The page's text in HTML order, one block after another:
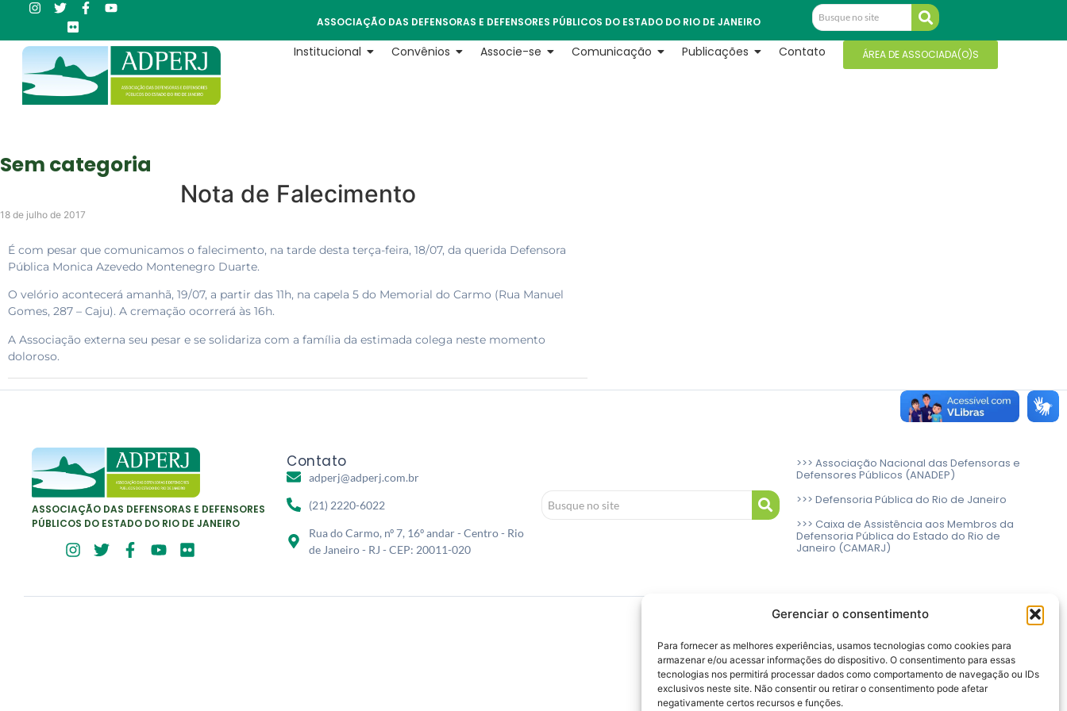
Gerenciar o consentimento
Para fornecer as melhores experiências, usamos tecnologias como cookies para
armazenar e/ou acessar informações do dispositivo. O consentimento para essas
tecnologias nos permitirá processar dados como comportamento de navegação ou IDs
exclusivos neste site. Não consentir ou retirar o consentimento pode afetar
negativamente certos recursos e funções.
ASSOCIAÇÃO DAS DEFENSORAS E DEFENSORES PÚBLICOS DO ESTADO DO RIO DE JANEIRO
Institucional Convênios Associe-se Comunicação Publicações Contato ÁREA DE ASSOCIADA(O)S
Sem categoria
Nota de Falecimento
18 de julho de 2017
É com pesar que comunicamos o falecimento, na tarde desta terça-feira, 18/07, da querida Defensora
Pública Monica Azevedo Montenegro Duarte.
O velório acontecerá amanhã, 19/07, a partir das 11h, na capela 5 do Memorial do Carmo (Rua Manuel
Gomes, 287 – Caju). A cremação ocorrerá às 16h.
A Associação externa seu pesar e se solidariza com a família da estimada colega neste momento
doloroso.
ASSOCIAÇÃO DAS DEFENSORAS E DEFENSORES
PÚBLICOS DO ESTADO DO RIO DE JANEIRO
Contato
adperj@adperj.com.br
(21) 2220-6022
Rua do Carmo, nº 7, 16º andar - Centro - Rio
de Janeiro - RJ - CEP: 20011-020
>>> Associação Nacional das Defensoras e
Defensores Públicos (ANADEP)
>>> Defensoria Pública do Rio de Janeiro
>>> Caixa de Assistência aos Membros da
Defensoria Pública do Estado do Rio de
Janeiro (CAMARJ)